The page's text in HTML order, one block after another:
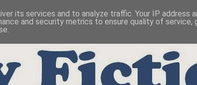
its services and to analyze traffic. Your IP address
and security metrics to ensure quality of service,